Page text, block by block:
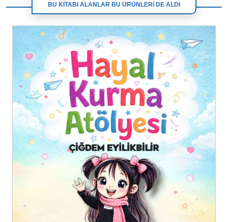
BU KİTABI ALANLAR BU ÜRÜNLERİ DE ALDI